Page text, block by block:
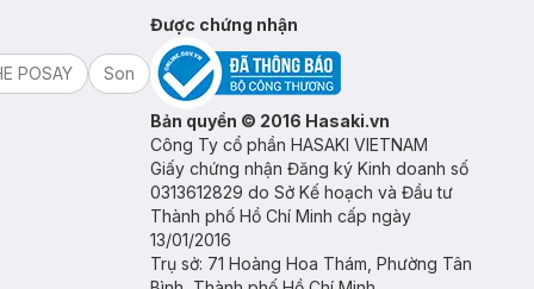
POSAY
Son
Được chứng nhận
Bản quyền © 2016 Hasaki.vn
Công Ty cổ phần HASAKI VIETNAM
Giấy chứng nhận Đăng ký Kinh doanh số
0313612829 do Sở Kế hoạch và Đầu tư
Thành phố Hồ Chí Minh cấp ngày
13/01/2016
Trụ sở: 71 Hoàng Hoa Thám, Phường Tân